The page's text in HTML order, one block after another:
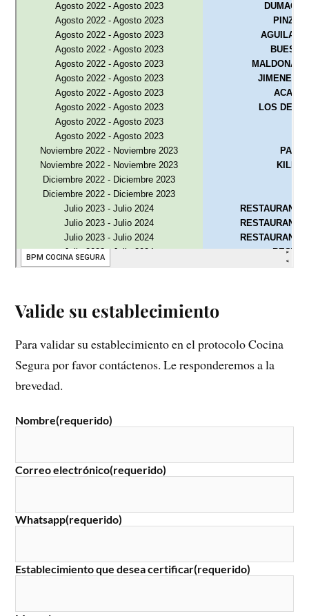
Valide su establecimiento
Para validar su establecimiento en el protocolo Cocina
Segura por favor contáctenos. Le responderemos a la
brevedad.
Nombre(requerido)
Correo electrónico(requerido)
Whatsapp(requerido)
Establecimiento que desea certificar(requerido)